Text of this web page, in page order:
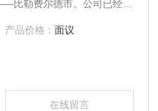
比勒费尔德市。公司已经历
缩机制造公司。
产品价格： 面议
在线留言